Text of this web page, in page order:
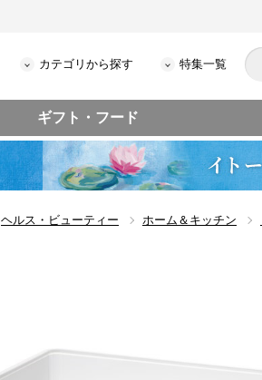
カテゴリから探す 特集一覧
ギフト・フード
ヘルス・ビューティー ホーム＆キッチン